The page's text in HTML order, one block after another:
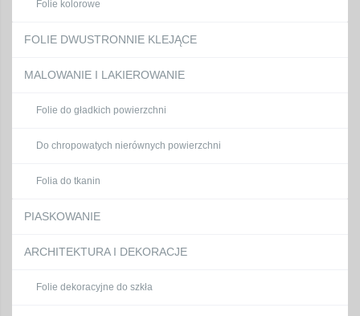
Folie kolorowe
FOLIE DWUSTRONNIE KLEJĄCE
MALOWANIE I LAKIEROWANIE
Folie do gładkich powierzchni
Do chropowatych nierównych powierzchni
Folia do tkanin
PIASKOWANIE
ARCHITEKTURA I DEKORACJE
Folie dekoracyjne do szkła